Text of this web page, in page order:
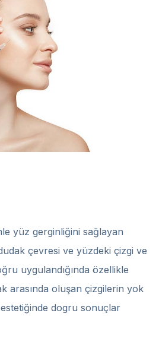
yüz gerginliğini sağlayan
çevresi ve yüzdeki çizgi ve
uygulandığında özellikle
arasında oluşan çizgilerin yok
dogru sonuçlar